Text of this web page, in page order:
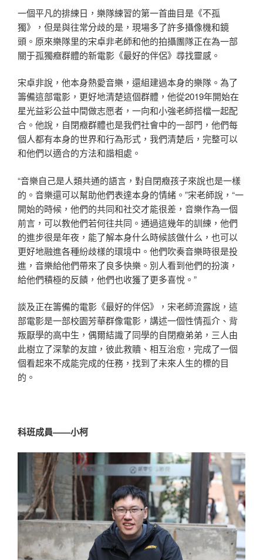
一個平凡的排練日，樂隊練習的第一首曲目是《不孤
獨》，但是與往常分歧的是，現場多了許多攝像機和鏡
頭。原來樂隊里的宋卓非老師和他的拍攝團隊正在為一部
關于孤獨癥群體的新電影《最好的伴侶》尋找靈感。
宋卓非說，他本身熱愛音樂，還組建過本身的樂隊。為了
籌備這部電影，更好地清楚這個群體，他從2019年開始在
星光益彩公益中間做志愿者，一向和小強老師搭檔一起配
合。他說，自閉癥群體也是我們社會中的一部門，他們每
個人都有本身的世界和行為形式，我們清楚后，完整可以
和他們以適合的方法和諧相處。
“音樂自己是人類共通的語言，對自閉癥孩子來說也是一樣
的。音樂還可以幫助他們表達本身的情緒。”宋老師說，“一
開始的時候，他們的共同和社交才能很差，音樂作為一個
前言，可以教他們若何往共同。通過這幾年的訓練，他們
的進步很是年夜，能了解本身什么時候該做什么，也可以
更好地融進各種紛歧樣的環境中。他們吹奏音樂時很是投
進，音樂給他們帶來了良多快樂。別人看到他們的扮演，
給他們積極的反饋，他們也收獲了更多喜悅。”
談及正在籌備的電影《最好的伴侶》，宋老師流露說，這
部電影是一部校園芳華群像電影，講述一個性情孤介、背
叛厭學的高中生，偶爾結識了同學的自閉癥弟弟，三人由
此樹立了深摯的友誼，彼此救贖、相互治愈，完成了一個
個看起來不成能完成的任務，找到了未來人生的標的目
的。
科班成員——小柯